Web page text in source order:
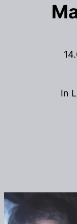
In